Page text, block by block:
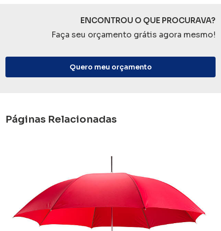
ENCONTROU O QUE PROCURAVA?
Faça seu orçamento grátis agora mesmo!
Quero meu orçamento
Páginas Relacionadas